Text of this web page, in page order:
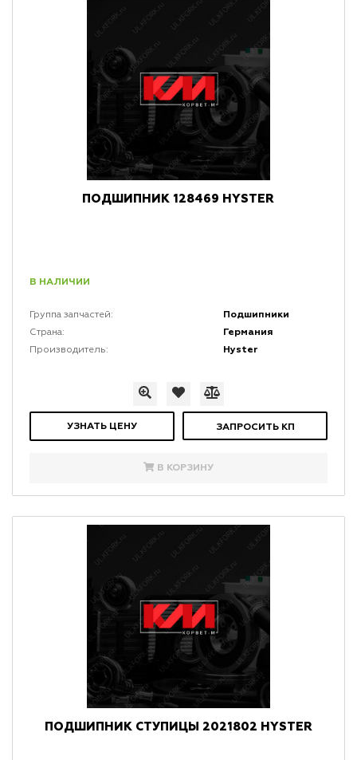
ПОДШИПНИК 128469 HYSTER
В НАЛИЧИИ
Группа запчастей: Подшипники
Страна: Германия
Производитель: Hyster
УЗНАТЬ ЦЕНУ ЗАПРОСИТЬ КП
В КОРЗИНУ
ПОДШИПНИК СТУПИЦЫ 2021802 HYSTER